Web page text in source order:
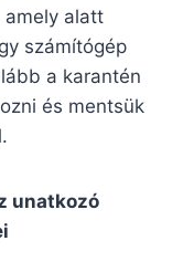
alatt
számítógép
a karantén
és mentsük
unatkozó